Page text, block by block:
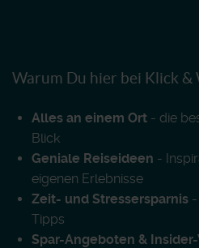
Warum Du hier bei Klick &
Alles an einem Ort - die
Blick
Geniale Reiseideen -
eigenen Erlebnisse
Zeit- und Stressersparnis
Tipps
Spar-Angeboten &